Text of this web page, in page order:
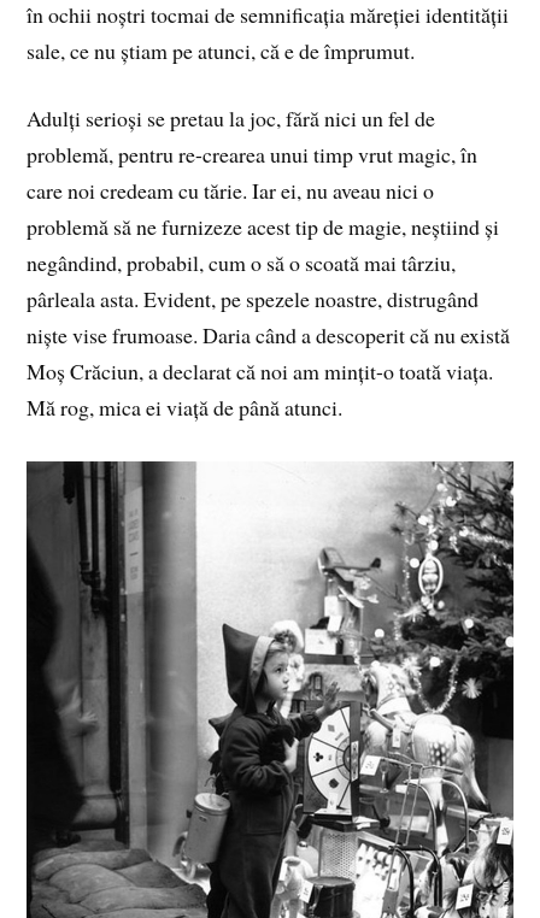
în ochii noștri tocmai de semnificația măreției identității
sale, ce nu știam pe atunci, că e de împrumut.
Adulți serioși se pretau la joc, fără nici un fel de
problemă, pentru re-crearea unui timp vrut magic, în
care noi credeam cu tărie. Iar ei, nu aveau nici o
problemă să ne furnizeze acest tip de magie, neștiind și
negândind, probabil, cum o să o scoată mai târziu,
pârleala asta. Evident, pe spezele noastre, distrugând
niște vise frumoase. Daria când a descoperit că nu există
Moș Crăciun, a declarat că noi am mințit-o toată viața.
Mă rog, mica ei viață de până atunci.